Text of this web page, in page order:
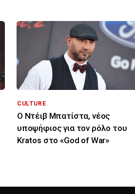
CULTURE
Ο Ντέιβ Μπατίστα, νέος
υποψήφιος για τον ρόλο του
Kratos στο «God of War»